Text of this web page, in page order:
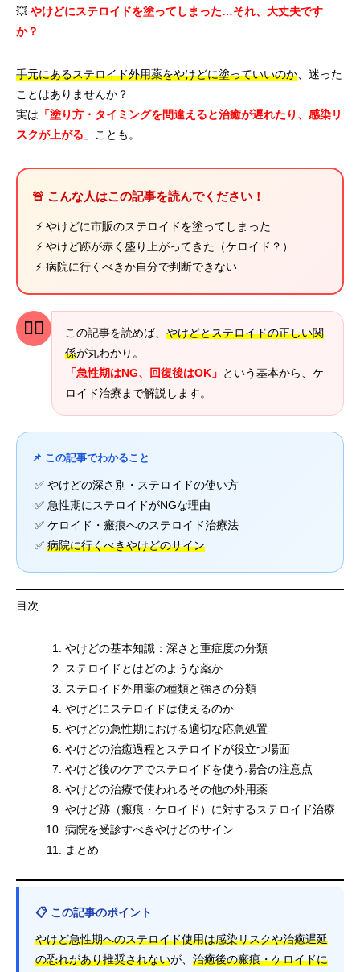
💥 やけどにステロイドを塗ってしまった…それ、大丈夫です
か？
手元にあるステロイド外用薬をやけどに塗っていいのか 、迷った
ことはありませんか？
実は 「塗り方・タイミングを間違えると治癒が遅れたり、感染リ
スクが上がる 」ことも。
🚨 こんな人はこの記事を読んでください！
⚡ やけどに市販のステロイドを塗ってしまった
⚡ やけど跡が赤く盛り上がってきた（ケロイド？）
⚡ 病院に行くべきか自分で判断できない
👩‍⚕️ この記事を読めば、 やけどとステロイドの正しい関
係が丸わかり。
「急性期はNG、回復後はOK」 という基本から、ケ
ロイド治療まで解説します。
📌 この記事でわかること
✅ やけどの深さ別・ステロイドの使い方
✅ 急性期にステロイドがNGな理由
✅ ケロイド・瘢痕へのステロイド治療法
✅ 病院に行くべきやけどのサイン
目次
やけどの基本知識：深さと重症度の分類
ステロイドとはどのような薬か
ステロイド外用薬の種類と強さの分類
やけどにステロイドは使えるのか
やけどの急性期における適切な応急処置
やけどの治癒過程とステロイドが役立つ場面
やけど後のケアでステロイドを使う場合の注意点
やけどの治療で使われるその他の外用薬
やけど跡（瘢痕・ケロイド）に対するステロイド治療
病院を受診すべきやけどのサイン
まとめ
📋 この記事のポイント
やけど急性期へのステロイド使用は感染リスクや治癒遅延
の恐れがあり推奨されないが、 治癒後の瘢痕・ケロイドに